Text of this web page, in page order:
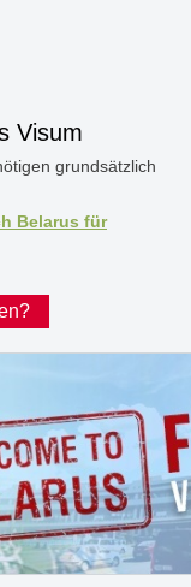
Visum
grundsätzlich
Belarus für